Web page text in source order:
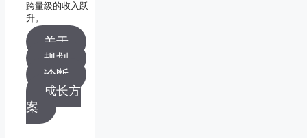
跨量级的收入跃
升。
关于
规划
诊断
成长方
案